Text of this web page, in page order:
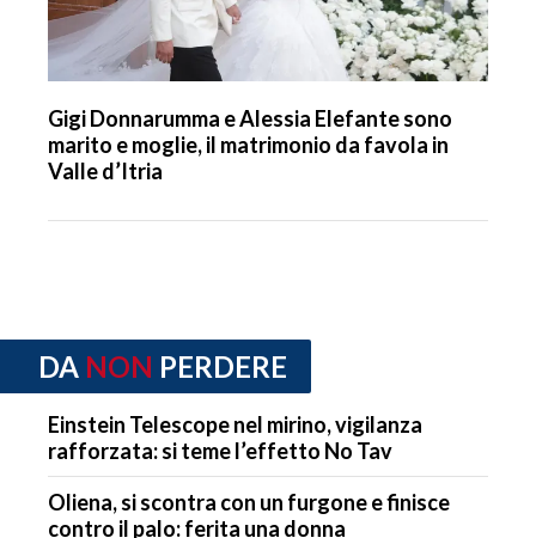
Gigi Donnarumma e Alessia Elefante sono
marito e moglie, il matrimonio da favola in
Valle d’Itria
DA NON PERDERE
Einstein Telescope nel mirino, vigilanza
rafforzata: si teme l’effetto No Tav
Oliena, si scontra con un furgone e finisce
contro il palo: ferita una donna